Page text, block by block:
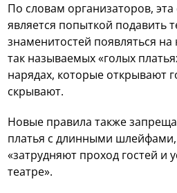
По словам организаторов, эта
является попыткой подавить
знаменитостей появляться
так называемых «голых
нарядах, которые открывают
скрывают.
Новые правила также
платья с длинными шлейфами,
«затрудняют проход гостей и
театре».